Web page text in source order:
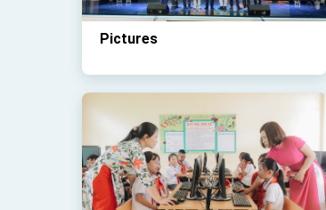
Pictures